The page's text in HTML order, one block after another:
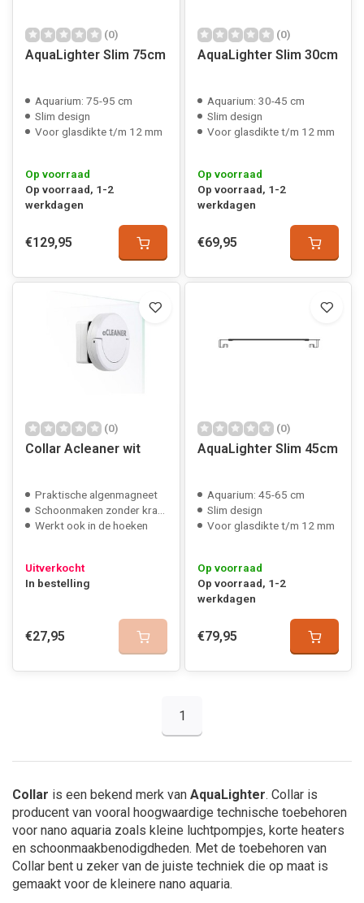
(0)
AquaLighter Slim 75cm
Aquarium: 75-95 cm
Slim design
Voor glasdikte t/m 12 mm
Op voorraad
Op voorraad, 1-2
werkdagen
€129,95
(0)
AquaLighter Slim 30cm
Aquarium: 30-45 cm
Slim design
Voor glasdikte t/m 12 mm
Op voorraad
Op voorraad, 1-2
werkdagen
€69,95
(0)
Collar Acleaner wit
Praktische algenmagneet
Schoonmaken zonder krassen
Werkt ook in de hoeken
Uitverkocht
In bestelling
€27,95
(0)
AquaLighter Slim 45cm
Aquarium: 45-65 cm
Slim design
Voor glasdikte t/m 12 mm
Op voorraad
Op voorraad, 1-2
werkdagen
€79,95
1
Collar is een bekend merk van AquaLighter. Collar is
producent van vooral hoogwaardige technische toebehoren
voor nano aquaria zoals kleine luchtpompjes, korte heaters
en schoonmaakbenodigdheden. Met de toebehoren van
Collar bent u zeker van de juiste techniek die op maat is
gemaakt voor de kleinere nano aquaria.